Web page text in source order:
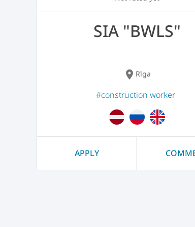
SIA "BWLS"
location_on Rīga
#construction worker
APPLY